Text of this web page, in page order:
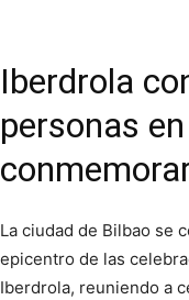
Iberdrola
personas
La ciudad de Bilbao se
epicentro de las
Iberdrola, reuniendo a